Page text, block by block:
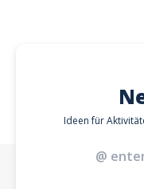
Ideen für